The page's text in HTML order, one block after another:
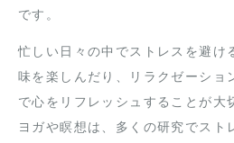
です。
忙しい日々の中でストレスを避け
味を楽しんだり、リラクゼーショ
で心をリフレッシュすることが大
ヨガや瞑想は、多くの研究でスト